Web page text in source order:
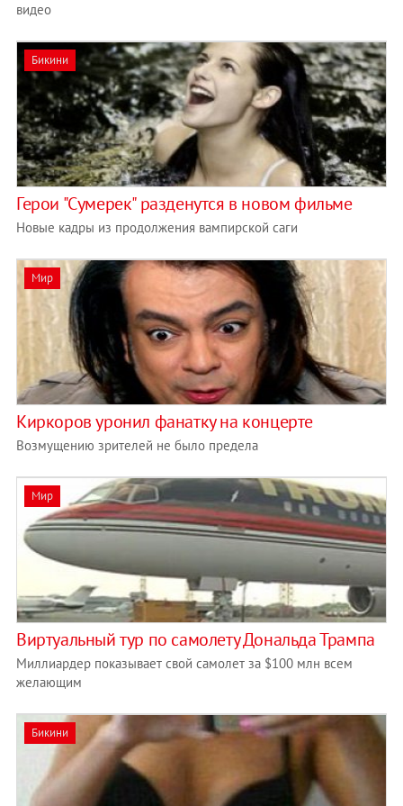
видео
Бикини
Герои "Сумерек" разденутся в новом фильме
Новые кадры из продолжения вампирской саги
Мир
Киркоров уронил фанатку на концерте
Возмущению зрителей не было предела
Мир
Виртуальный тур по самолету Дональда Трампа
Миллиардер показывает свой самолет за $100 млн всем
желающим
Бикини